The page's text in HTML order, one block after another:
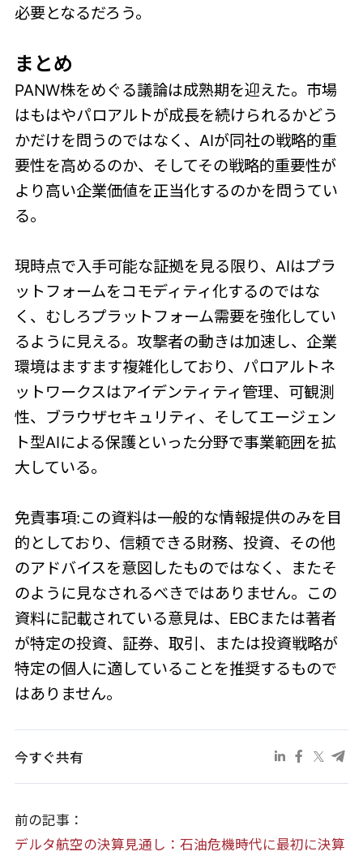
必要となるだろう。
まとめ
PANW株をめぐる議論は成熟期を迎えた。市場
はもはやパロアルトが成長を続けられるかどう
かだけを問うのではなく、AIが同社の戦略的重
要性を高めるのか、そしてその戦略的重要性が
より高い企業価値を正当化するのかを問うてい
る。
現時点で入手可能な証拠を見る限り、AIはプラ
ットフォームをコモディティ化するのではな
く、むしろプラットフォーム需要を強化してい
るように見える。攻撃者の動きは加速し、企業
環境はますます複雑化しており、パロアルトネ
ットワークスはアイデンティティ管理、可観測
性、ブラウザセキュリティ、そしてエージェン
ト型AIによる保護といった分野で事業範囲を拡
大している。
免責事項:この資料は一般的な情報提供のみを目
的としており、信頼できる財務、投資、その他
のアドバイスを意図したものではなく、またそ
のように見なされるべきではありません。この
資料に記載されている意見は、EBCまたは著者
が特定の投資、証券、取引、または投資戦略が
特定の個人に適していることを推奨するもので
はありません。
今すぐ共有
前の記事：
デルタ航空の決算見通し：石油危機時代に最初に決算